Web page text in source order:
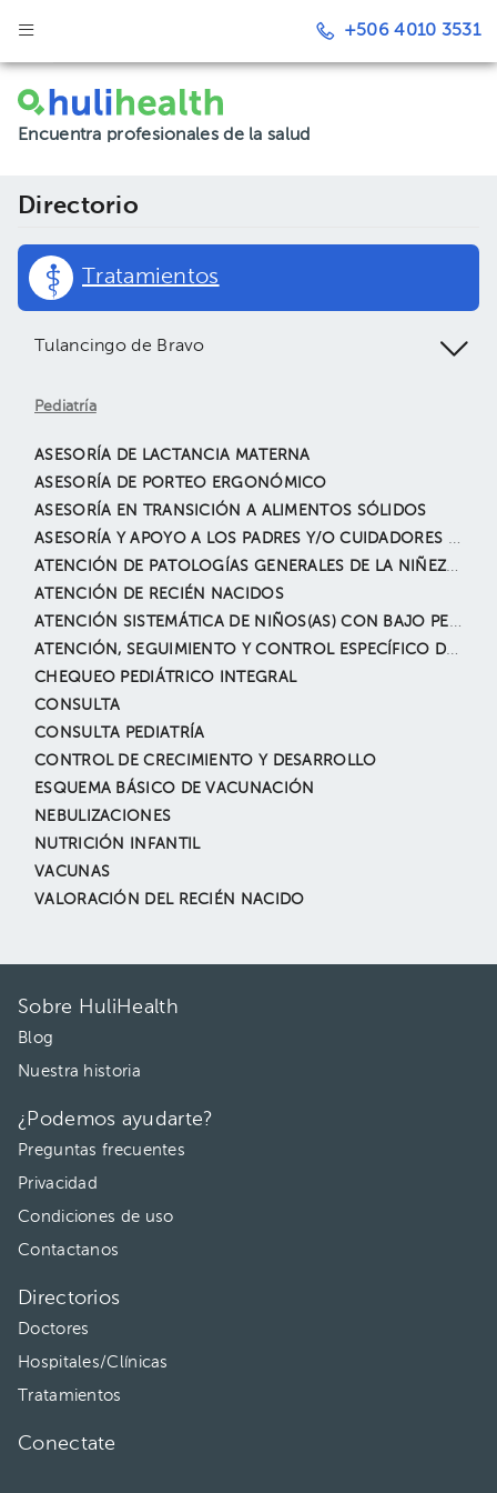
+506 4010 3531
Encuentra profesionales de la salud
Directorio
Tratamientos
Tulancingo de Bravo
Pediatría
ASESORÍA DE LACTANCIA MATERNA
ASESORÍA DE PORTEO ERGONÓMICO
ASESORÍA EN TRANSICIÓN A ALIMENTOS SÓLIDOS
ASESORÍA Y APOYO A LOS PADRES Y/O CUIDADORES EN HÁBITOS DE ALIMENTACIÓN Y CRIANZA
ATENCIÓN DE PATOLOGÍAS GENERALES DE LA NIÑEZ Y LA ADOLESCENCIA
ATENCIÓN DE RECIÉN NACIDOS
ATENCIÓN SISTEMÁTICA DE NIÑOS(AS) CON BAJO PESO O SOBREPESO
ATENCIÓN, SEGUIMIENTO Y CONTROL ESPECÍFICO DE PATOLOGÍAS CRÓNICAS
CHEQUEO PEDIÁTRICO INTEGRAL
CONSULTA
CONSULTA PEDIATRÍA
CONTROL DE CRECIMIENTO Y DESARROLLO
ESQUEMA BÁSICO DE VACUNACIÓN
NEBULIZACIONES
NUTRICIÓN INFANTIL
VACUNAS
VALORACIÓN DEL RECIÉN NACIDO
Sobre HuliHealth
Blog
Nuestra historia
¿Podemos ayudarte?
Preguntas frecuentes
Privacidad
Condiciones de uso
Contactanos
Directorios
Doctores
Hospitales/Clínicas
Tratamientos
Conectate